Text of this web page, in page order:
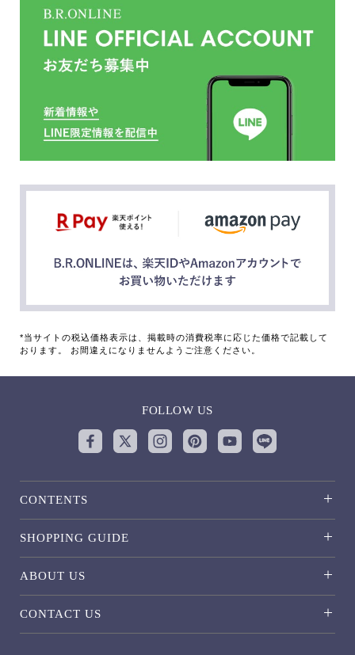
*当サイトの税込価格表示は、掲載時の消費税率に応じた価格で記載して
おります。 お間違えになりませんようご注意ください。
FOLLOW US
CONTENTS
SHOPPING GUIDE
ABOUT US
CONTACT US